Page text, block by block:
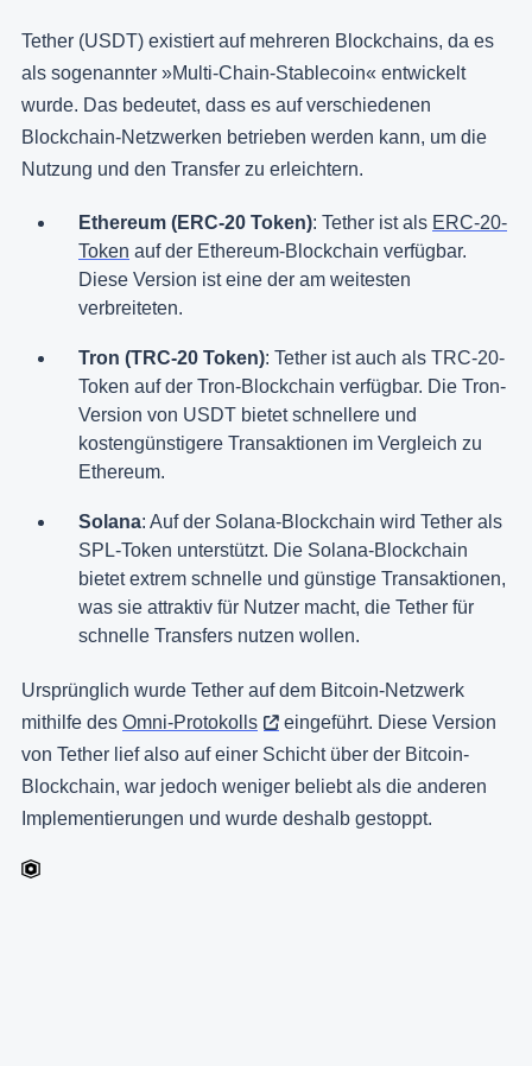
Tether (USDT) existiert auf mehreren Blockchains, da es
als sogenannter »Multi-Chain-Stablecoin« entwickelt
wurde. Das bedeutet, dass es auf verschiedenen
Blockchain-Netzwerken betrieben werden kann, um die
Nutzung und den Transfer zu erleichtern.
Ethereum (ERC-20 Token): Tether ist als ERC-20-
Token auf der Ethereum-Blockchain verfügbar.
Diese Version ist eine der am weitesten
verbreiteten.
Tron (TRC-20 Token): Tether ist auch als TRC-20-
Token auf der Tron-Blockchain verfügbar. Die Tron-
Version von USDT bietet schnellere und
kostengünstigere Transaktionen im Vergleich zu
Ethereum.
Solana: Auf der Solana-Blockchain wird Tether als
SPL-Token unterstützt. Die Solana-Blockchain
bietet extrem schnelle und günstige Transaktionen,
was sie attraktiv für Nutzer macht, die Tether für
schnelle Transfers nutzen wollen.
Ursprünglich wurde Tether auf dem Bitcoin-Netzwerk
mithilfe des Omni-Protokolls
eingeführt. Diese Version
von Tether lief also auf einer Schicht über der Bitcoin-
Blockchain, war jedoch weniger beliebt als die anderen
Implementierungen und wurde deshalb gestoppt.